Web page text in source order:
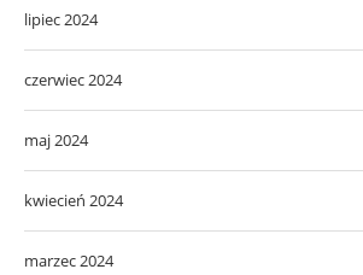
lipiec 2024
czerwiec 2024
maj 2024
kwiecień 2024
marzec 2024